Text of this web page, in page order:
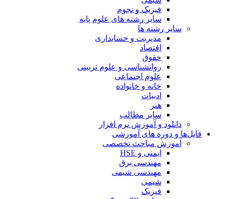
فیزیک و نجوم
سایر رشته های علوم پایه
سایر رشته ها
مدیریت و حسابداری
اقتصاد
حقوق
روانشناسی و علوم تربیتی
علوم اجتماعی
خانه و خانواده
ادبیات
هنر
سایر مطالب
دانلود و آموزش نرم افزار
فایل‌ها و دوره های آموزشی
آموزش مباحث تخصصی
ایمنی و HSE
مهندسی برق
مهندسی شیمی
شیمی
فیزیک